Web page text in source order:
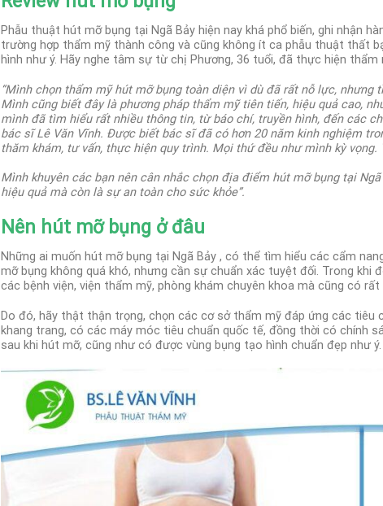
Phẫu thuật hút mỡ bụng tại Ngã Bảy hiện nay khá phổ biến, ghi nhận
trường hợp thẩm mỹ thành công và cũng không ít ca phẫu thuật thất
hình như ý. Hãy nghe tâm sự từ chị Phương, 36 tuổi, đã thực hiện thẩm
“Mình chọn thẩm mỹ hút mỡ bụng toàn diện vì dù đã rất nỗ lực,
Mình cũng biết đây là phương pháp thẩm mỹ tiên tiến, hiệu quả cao,
mình đã tìm hiểu rất nhiều thông tin, từ báo chí, truyền hình, đến các
bác sĩ Lê Văn Vĩnh. Được biết bác sĩ đã có hơn 20 năm kinh nghiệm
thăm khám, tư vấn, thực hiện quy trình. Mọi thứ đều như mình kỳ vọng.
Mình khuyên các bạn nên cân nhắc chọn địa điểm hút mỡ bụng tại
hiệu quả mà còn là sự an toàn cho sức khỏe”.
Nên hút mỡ bụng ở đâu
Những ai muốn hút mỡ bụng tại Ngã Bảy , có thể tìm hiểu các cẩm
mỡ bụng không quá khó, nhưng cần sự chuẩn xác tuyệt đối. Trong khi
các bệnh viện, viện thẩm mỹ, phòng khám chuyên khoa mà cũng có
Do đó, hãy thật thận trọng, chọn các cơ sở thẩm mỹ đáp ứng các tiêu
khang trang, có các máy móc tiêu chuẩn quốc tế, đồng thời có chính
sau khi hút mỡ, cũng như có được vùng bụng tạo hình chuẩn đẹp như ý.